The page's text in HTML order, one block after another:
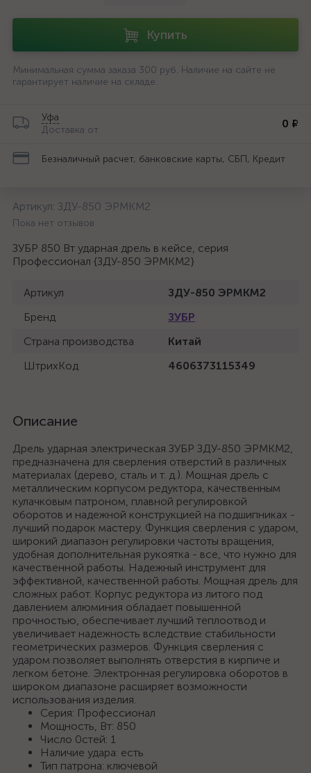
Купить
Минимальная сумма заказа 300 руб. Наличие на сайте не
гарантирует наличие на складе.
Уфа
Доставка от
0 ₽
Безналичный расчет, банковские карты, СБП, Кредит
Артикул: ЗДУ-850 ЭРМКМ2
Пока нет отзывов
ЗУБР 850 Вт ударная дрель в кейсе, серия
Профессионал {ЗДУ-850 ЭРМКМ2}
Артикул
ЗДУ-850 ЭРМКМ2
Бренд
ЗУБР
Страна производства
Китай
ШтрихКод
4606373115349
Описание
Дрель ударная электрическая ЗУБР ЗДУ-850 ЭРМКМ2,
предназначена для сверления отверстий в различных
материалах (дерево, сталь и т. д.). Мощная дрель с
металлическим корпусом редуктора, качественным
кулачковым патроном, плавной регулировкой
оборотов и надежной конструкцией на подшипниках -
лучший подарок мастеру. Функция сверления с ударом,
широкий диапазон регулировки частоты вращения,
удобная дополнительная рукоятка - все, что нужно для
качественной работы. Надежный инструмент для
эффективной, качественной работы. Мощная дрель для
сложных работ. Корпус редуктора из литого под
давлением алюминия обладает повышенной
прочностью, обеспечивает лучший теплоотвод и
увеличивает надежность вследствие стабильности
геометрических размеров. Функция сверления с
ударом позволяет выполнять отверстия в кирпиче и
легком бетоне. Электронная регулировка оборотов в
широком диапазоне расширяет возможности
использования изделия.
Серия: Профессионал
Мощность, Вт: 850
Число 0стей: 1
Наличие удара: есть
Тип патрона: ключевой